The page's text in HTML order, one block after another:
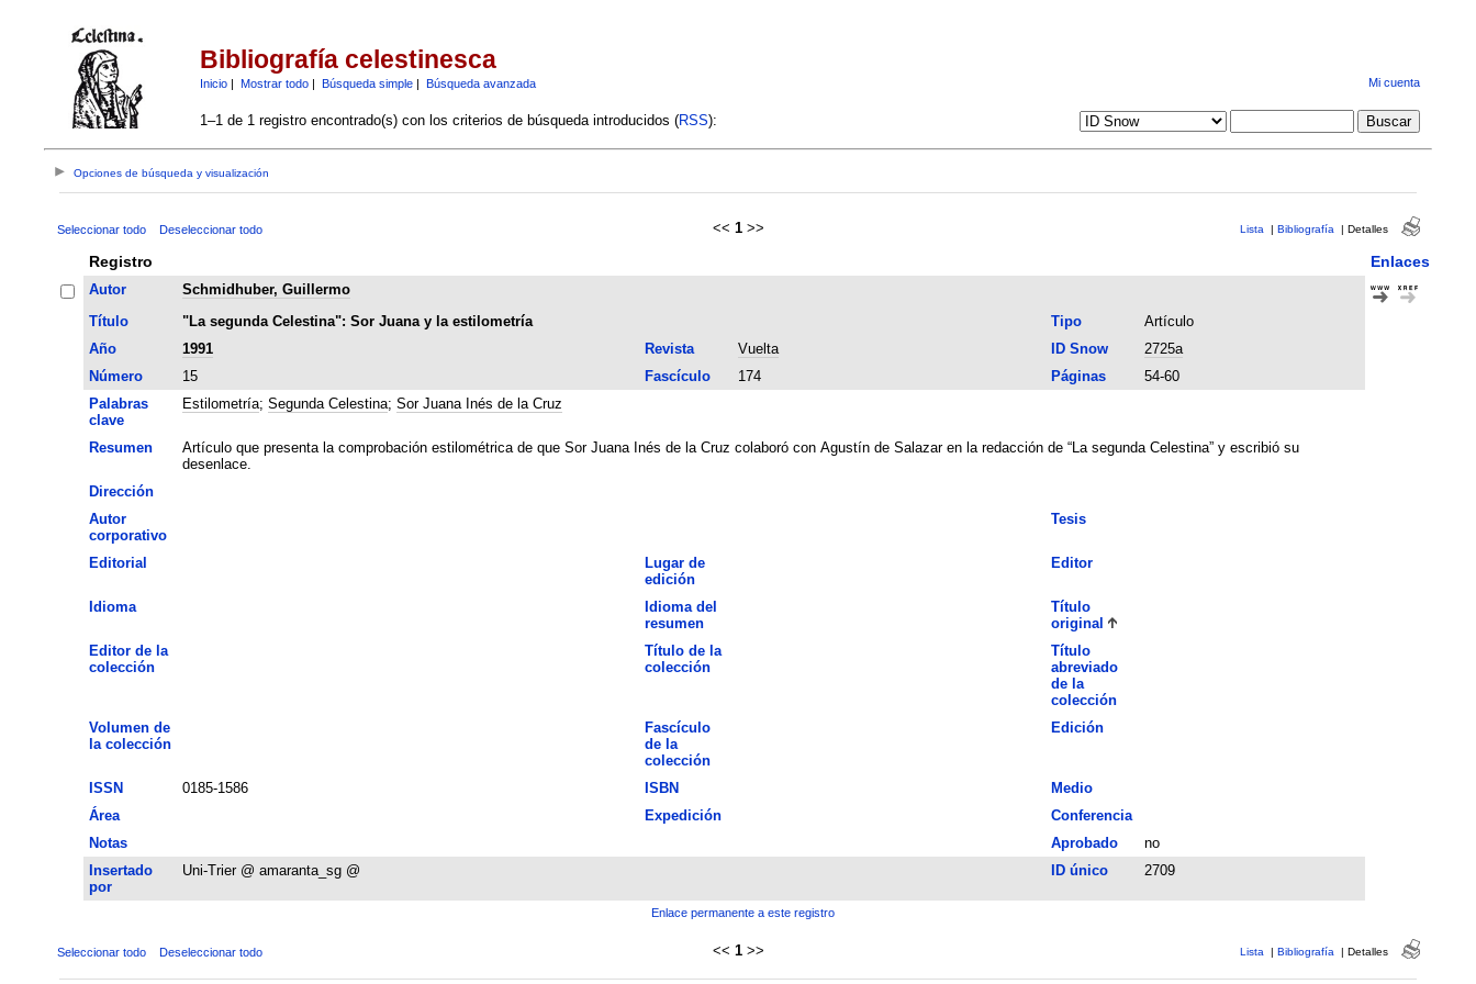
Bibliografía celestinesca
Inicio| Mostrar todo| Búsqueda simple| Búsqueda avanzada Mi cuenta
1–1 de 1 registro encontrado(s) con los criterios de búsqueda introducidos (RSS):
Opciones de búsqueda y visualización
Seleccionar todo Deseleccionar todo << 1 >> Lista | Bibliografía | Detalles
Registro Enlaces
Autor
Schmidhuber, Guillermo
Título
"La segunda Celestina": Sor Juana y la estilometría Tipo
Artículo
Año
1991 Revista Vuelta ID Snow
2725a
Número
15 Fascículo 174 Páginas
54-60
Palabras
clave
Estilometría; Segunda Celestina; Sor Juana Inés de la Cruz
Resumen
Artículo que presenta la comprobación estilométrica de que Sor Juana Inés de la Cruz colaboró con Agustín de Salazar en la redacción de “La segunda Celestina” y escribió su
desenlace.
Dirección
Autor
corporativo
Tesis
Editorial
Lugar de
edición
Editor
Idioma
Idioma del
resumen
Título
original
Editor de la
colección
Título de la
colección
Título
abreviado
de la
colección
Volumen de
la colección
Fascículo
de la
colección
Edición
ISSN 0185-1586 ISBN
Medio
Área
Expedición
Conferencia
Notas
Aprobado
no
Insertado
por
Uni-Trier @ amaranta_sg @ ID único 2709
Enlace permanente a este registro
Seleccionar todo Deseleccionar todo << 1 >> Lista | Bibliografía | Detalles